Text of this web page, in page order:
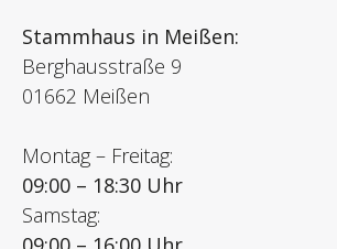
Stammhaus in Meißen:
Berghausstraße 9
01662 Meißen
Montag – Freitag:
09:00 – 18:30 Uhr
Samstag: